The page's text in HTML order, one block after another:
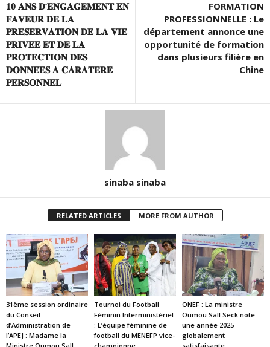
𝟏𝟎 𝐀𝐍𝐒 𝐃’𝐄𝐍𝐆𝐀𝐆𝐄𝐌𝐄𝐍𝐓 𝐄𝐍
𝐅𝐀𝐕𝐄𝐔𝐑 𝐃𝐄 𝐋𝐀
𝐏𝐑𝐄𝐒𝐄𝐑𝐕𝐀𝐓𝐈𝐎𝐍 𝐃𝐄 𝐋𝐀 𝐕𝐈𝐄
𝐏𝐑𝐈𝐕𝐄𝐄 𝐄𝐓 𝐃𝐄 𝐋𝐀
𝐏𝐑𝐎𝐓𝐄𝐂𝐓𝐈𝐎𝐍 𝐃𝐄𝐒
𝐃𝐎𝐍𝐍𝐄𝐄𝐒 𝐀 𝐂𝐀𝐑𝐀𝐓𝐄𝐑𝐄
𝐏𝐄𝐑𝐒𝐎𝐍𝐍𝐄𝐋
FORMATION
PROFESSIONNELLE : Le
département annonce une
opportunité de formation
dans plusieurs filière en
Chine
sinaba sinaba
RELATED ARTICLES MORE FROM AUTHOR
31ème session ordinaire
du Conseil
d’Administration de
l’APEJ : Madame la
Tournoi du Football
Féminin Interministériel
: L’équipe féminine de
football du MENEFP vice-
ONEF : La ministre
Oumou Sall Seck note
une année 2025
globalement